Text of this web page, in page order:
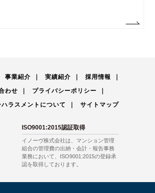
事業紹介 実績紹介
採用情報
わせ
プライバシーポリシー
ラスメントについて
サイトマップ
ISO9001:2015認証取得
イノーヴ株式会社は、マンション管理
組合の管理費の出納・会計・報告事務
業務において、ISO9001:2015の登録承
認を取得しております。